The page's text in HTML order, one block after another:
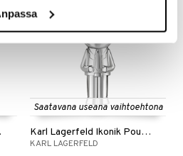
Saatavana useana vaihtoehtona
Karl Lagerfeld Ikonik Pour Homme - Eau de parfum
KARL LAGERFELD